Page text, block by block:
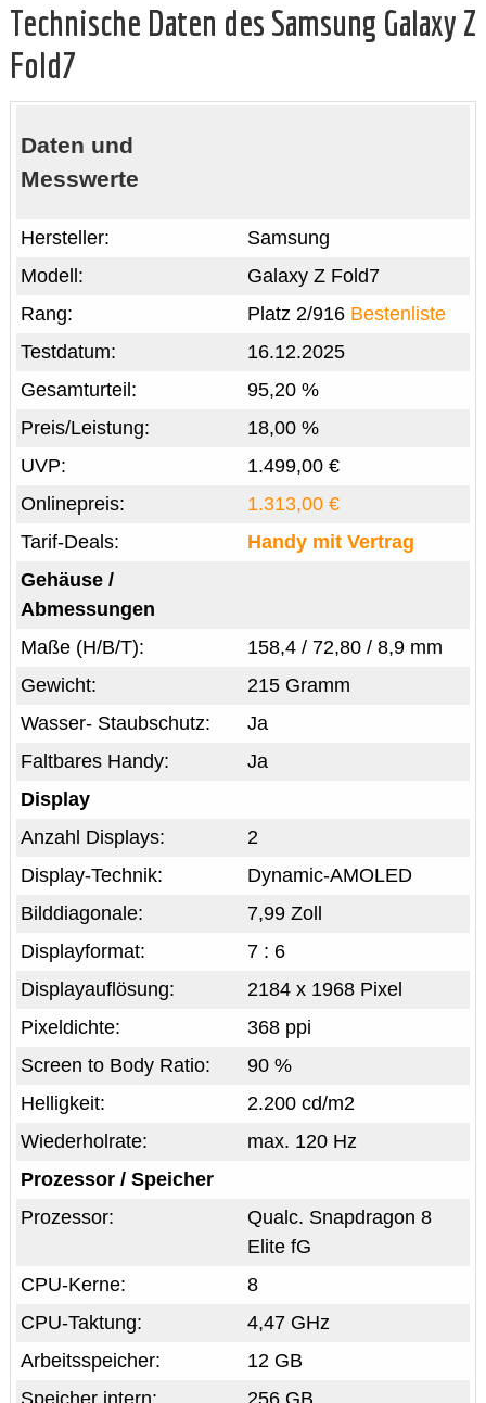
Technische Daten des Samsung Galaxy Z
Fold7
Daten und
Messwerte
Samsung
Hersteller:
Galaxy Z Fold7
Modell:
Platz 2/916 Bestenliste
Rang:
16.12.2025
Testdatum:
95,20 %
Gesamturteil:
18,00 %
Preis/Leistung:
1.499,00 €
UVP:
1.313,00 €
Onlinepreis:
Handy mit Vertrag
Tarif-Deals:
Gehäuse /
Abmessungen
158,4 / 72,80 / 8,9 mm
Maße (H/B/T):
215 Gramm
Gewicht:
Ja
Wasser- Staubschutz:
Ja
Faltbares Handy:
Display
2
Anzahl Displays:
Dynamic-AMOLED
Display-Technik:
7,99 Zoll
Bilddiagonale:
7 : 6
Displayformat:
2184 x 1968 Pixel
Displayauflösung:
368 ppi
Pixeldichte:
90 %
Screen to Body Ratio:
2.200 cd/m2
Helligkeit:
max. 120 Hz
Wiederholrate:
Prozessor / Speicher
Qualc. Snapdragon 8
Elite fG
Prozessor:
8
CPU-Kerne:
4,47 GHz
CPU-Taktung:
12 GB
Arbeitsspeicher:
256 GB
Speicher intern: